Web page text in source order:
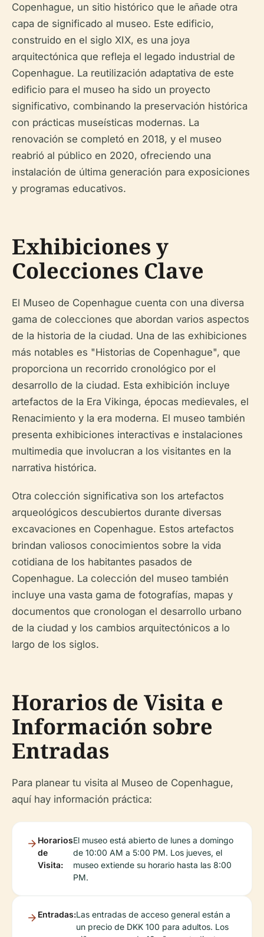
Copenhague, un sitio histórico que le añade otra
capa de significado al museo. Este edificio,
construido en el siglo XIX, es una joya
arquitectónica que refleja el legado industrial de
Copenhague. La reutilización adaptativa de este
edificio para el museo ha sido un proyecto
significativo, combinando la preservación histórica
con prácticas museísticas modernas. La
renovación se completó en 2018, y el museo
reabrió al público en 2020, ofreciendo una
instalación de última generación para exposiciones
y programas educativos.
Exhibiciones y
Colecciones Clave
El Museo de Copenhague cuenta con una diversa
gama de colecciones que abordan varios aspectos
de la historia de la ciudad. Una de las exhibiciones
más notables es "Historias de Copenhague", que
proporciona un recorrido cronológico por el
desarrollo de la ciudad. Esta exhibición incluye
artefactos de la Era Vikinga, épocas medievales, el
Renacimiento y la era moderna. El museo también
presenta exhibiciones interactivas e instalaciones
multimedia que involucran a los visitantes en la
narrativa histórica.
Otra colección significativa son los artefactos
arqueológicos descubiertos durante diversas
excavaciones en Copenhague. Estos artefactos
brindan valiosos conocimientos sobre la vida
cotidiana de los habitantes pasados de
Copenhague. La colección del museo también
incluye una vasta gama de fotografías, mapas y
documentos que cronologan el desarrollo urbano
de la ciudad y los cambios arquitectónicos a lo
largo de los siglos.
Horarios de Visita e
Información sobre
Entradas
Para planear tu visita al Museo de Copenhague,
aquí hay información práctica:
Horarios
de
Visita:
El museo está abierto de lunes a domingo
de 10:00 AM a 5:00 PM. Los jueves, el
museo extiende su horario hasta las 8:00
PM.
Entradas:Las entradas de acceso general están a
un precio de DKK 100 para adultos. Los